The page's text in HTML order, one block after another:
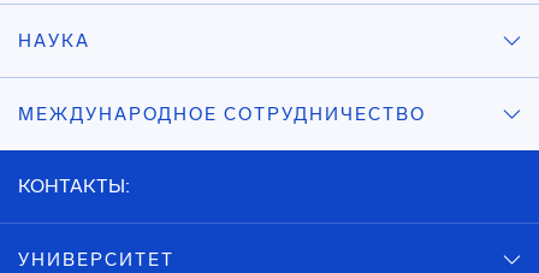
НАУКА
МЕЖДУНАРОДНОЕ СОТРУДНИЧЕСТВО
КОНТАКТЫ:
УНИВЕРСИТЕТ